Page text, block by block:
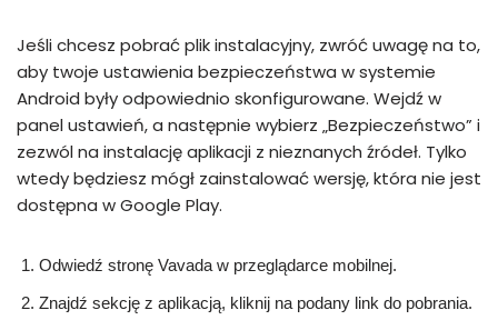
Jeśli chcesz pobrać plik instalacyjny, zwróć uwagę na to,
aby twoje ustawienia bezpieczeństwa w systemie
Android były odpowiednio skonfigurowane. Wejdź w
panel ustawień, a następnie wybierz „Bezpieczeństwo” i
zezwól na instalację aplikacji z nieznanych źródeł. Tylko
wtedy będziesz mógł zainstalować wersję, która nie jest
dostępna w Google Play.
Odwiedź stronę Vavada w przeglądarce mobilnej.
Znajdź sekcję z aplikacją, kliknij na podany link do pobrania.